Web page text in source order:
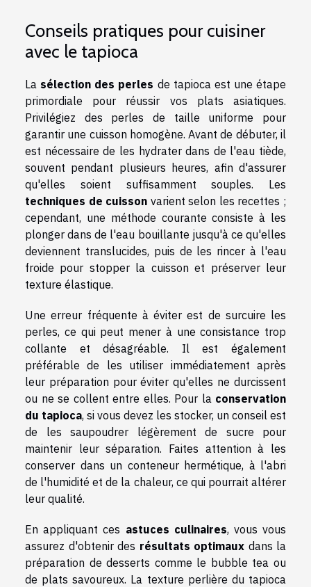
Conseils pratiques pour cuisiner
avec le tapioca
La sélection des perles de tapioca est une étape
primordiale pour réussir vos plats asiatiques.
Privilégiez des perles de taille uniforme pour
garantir une cuisson homogène. Avant de débuter, il
est nécessaire de les hydrater dans de l'eau tiède,
souvent pendant plusieurs heures, afin d'assurer
qu'elles soient suffisamment souples. Les
techniques de cuisson varient selon les recettes ;
cependant, une méthode courante consiste à les
plonger dans de l'eau bouillante jusqu'à ce qu'elles
deviennent translucides, puis de les rincer à l'eau
froide pour stopper la cuisson et préserver leur
texture élastique.
Une erreur fréquente à éviter est de surcuire les
perles, ce qui peut mener à une consistance trop
collante et désagréable. Il est également
préférable de les utiliser immédiatement après
leur préparation pour éviter qu'elles ne durcissent
ou ne se collent entre elles. Pour la conservation
du tapioca, si vous devez les stocker, un conseil est
de les saupoudrer légèrement de sucre pour
maintenir leur séparation. Faites attention à les
conserver dans un conteneur hermétique, à l'abri
de l'humidité et de la chaleur, ce qui pourrait altérer
leur qualité.
En appliquant ces astuces culinaires, vous vous
assurez d'obtenir des résultats optimaux dans la
préparation de desserts comme le bubble tea ou
de plats savoureux. La texture perlière du tapioca